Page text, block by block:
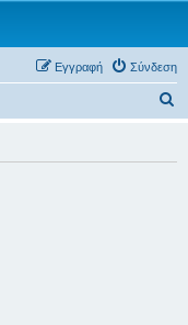
Σύνδεση
Εγγραφή